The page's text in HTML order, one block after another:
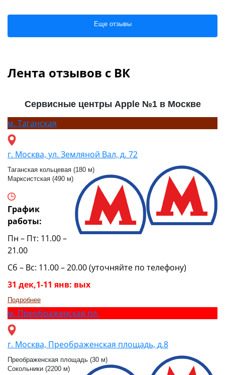
Еще отзывы
Лента отзывов с ВК
Сервисные центры Apple №1 в Москве
м. Таганская
г. Москва, ул. Земляной Вал, д. 72
Таганская кольцевая (180 м)
Марксистская (490 м)
График
работы:
Пн – Пт: 11.00 –
21.00
Сб – Вс: 11.00 – 20.00 (уточняйте по телефону)
31 дек,1-11 янв: вых
Подробнее
м. Преображенская пл.
г. Москва, Преображенская площадь, д.8
Преображенская площадь (30 м)
Сокольники (2200 м)